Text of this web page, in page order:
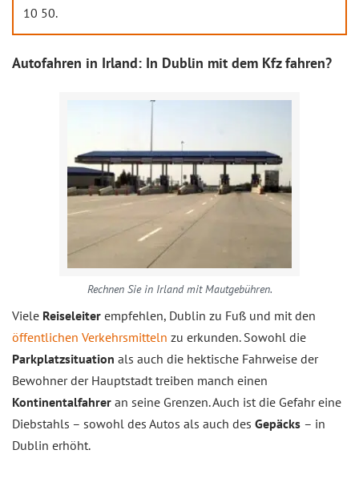
10 50.
Autofahren in Irland: In Dublin mit dem Kfz fahren?
Rechnen Sie in Irland mit Mautgebühren.
Viele Reiseleiter empfehlen, Dublin zu Fuß und mit den
öffentlichen Verkehrsmitteln zu erkunden. Sowohl die
Parkplatzsituation als auch die hektische Fahrweise der
Bewohner der Hauptstadt treiben manch einen
Kontinentalfahrer an seine Grenzen. Auch ist die Gefahr eine
Diebstahls – sowohl des Autos als auch des Gepäcks – in
Dublin erhöht.